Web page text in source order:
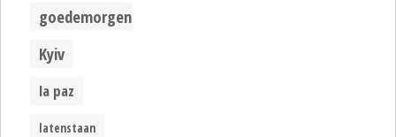
goedemorgen
Kyiv
la paz
latenstaan